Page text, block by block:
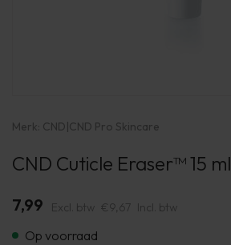
Merk: CND|CND Pro Skincare
CND Cuticle Eraser™ 15 ml
7,99 Excl. btw €9,67 Incl. btw
Op voorraad